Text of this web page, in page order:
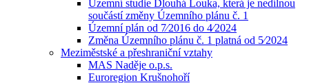
Územní studie Dlouhá Louka, která je nedílnou
součástí změny Územního plánu č. 1
Územní plán od 7⁄2016 do 4⁄2024
Změna Územního plánu č. 1 platná od 5⁄2024
Meziměstské a přeshraniční vztahy
MAS Naděje o.p.s.
Euroregion Krušnohoří